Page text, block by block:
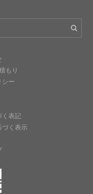
もり
シー
く表記
づく表示